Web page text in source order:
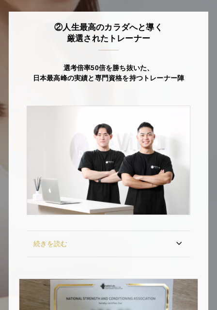
②人生最高のカラダへと導く
厳選されたトレーナー
選考倍率50倍を勝ち抜いた、
日本最高峰の実績と専門資格を持つトレーナー陣
続きを読む